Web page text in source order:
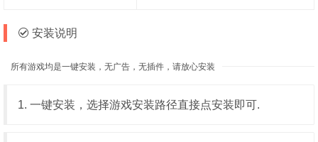
安装说明
所有游戏均是一键安装，无广告，无插件，请放心安装
1. 一键安装，选择游戏安装路径直接点安装即可.